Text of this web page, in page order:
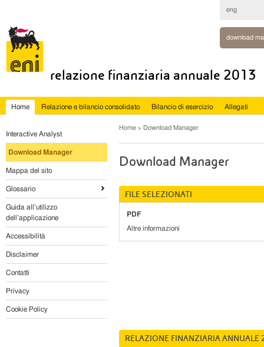
relazione finanziaria annuale 2013
eng
download
Home Relazione e bilancio consolidato Bilancio di esercizio Allegati
Interactive Analyst
Download Manager
Mappa del sito
Glossario
Guida all’utilizzo
dell’applicazione
Accessibilità
Disclaimer
Contatti
Privacy
Cookie Policy
Home Download Manager
Download Manager
FILE SELEZIONATI
PDF
Altre informazioni
RELAZIONE FINANZIARIA ANNUALE